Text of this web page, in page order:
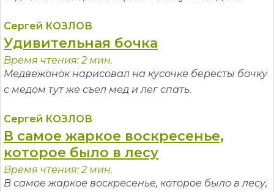
Сергей КОЗЛОВ
Удивительная бочка
Время чтения: 2 мин.
Медвежонок нарисовал на кусочке бересты бочку
с медом тут же съел мед и лег спать.
Сергей КОЗЛОВ
В самое жаркое воскресенье,
которое было в лесу
Время чтения: 2 мин.
В самое жаркое воскресенье, которое было в лесу,